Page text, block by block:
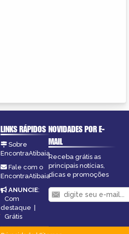
LINKS RÁPIDOS
Sobre
EncontraAtibaia
Fale com o
EncontraAtibaia
ANUNCIE:
Com
destaque |
Grátis
NOVIDADES POR E-
MAIL
Receba grátis as
principais notícias,
dicas e promoções